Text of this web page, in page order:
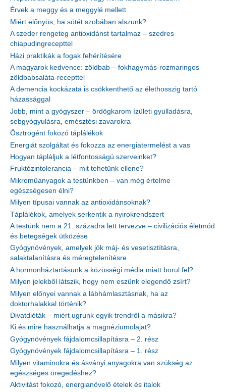
Érvek a meggy és a meggylé mellett
Miért előnyös, ha sötét szobában alszunk?
A szeder rengeteg antioxidánst tartalmaz – szedres
chiapudingrecepttel
Házi praktikák a fogak fehérítésére
A magyarok kedvence: zöldbab – fokhagymás-rozmaringos
zöldbabsaláta-recepttel
A demencia kockázata is csökkenthető az élethosszig tartó
házassággal
Jobb, mint a gyógyszer – ördögkarom ízületi gyulladásra,
sebgyógyulásra, emésztési zavarokra
Ösztrogént fokozó táplálékok
Energiát szolgáltat és fokozza az energiatermelést a vas
Hogyan tápláljuk a létfontosságú szerveinket?
Fruktózintolerancia – mit tehetünk ellene?
Mikroműanyagok a testünkben – van még értelme
egészségesen élni?
Milyen típusai vannak az antioxidánsoknak?
Táplálékok, amelyek serkentik a nyirokrendszert
A testünk nem a 21. századra lett tervezve – civilizációs életmód
és betegségek ütközése
Gyógynövények, amelyek jók máj- és vesetisztításra,
salaktalanításra és méregtelenítésre
A hormonháztartásunk a közösségi média miatt borul fel?
Milyen jelekből látszik, hogy nem eszünk elegendő zsírt?
Milyen előnyei vannak a lábhámlasztásnak, ha az
doktorhalakkal történik?
Divatdiéták – miért ugrunk egyik trendről a másikra?
Ki és mire használhatja a magnéziumolajat?
Gyógynövények fájdalomcsillapításra – 2. rész
Gyógynövények fájdalomcsillapításra – 1. rész
Milyen vitaminokra és ásványi anyagokra van szükség az
egészséges öregedéshez?
Aktivitást fokozó, energianövelő ételek és italok